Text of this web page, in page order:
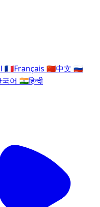
🇫🇷Français 🇨🇳中文 🇷🇺
국어 🇮🇳हिन्दी